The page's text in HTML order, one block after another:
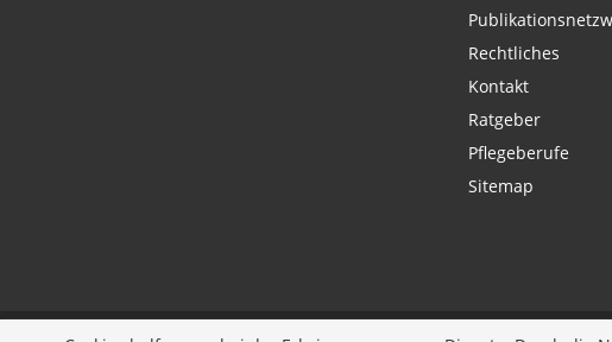
Rechtliches
Kontakt
Ratgeber
Pflegeberufe
Sitemap